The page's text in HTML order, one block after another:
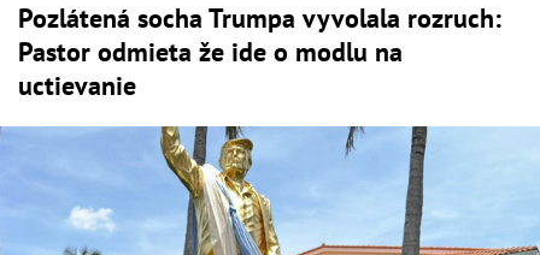
Pozlátená socha Trumpa vyvolala rozruch:
Pastor odmieta že ide o modlu na
uctievanie